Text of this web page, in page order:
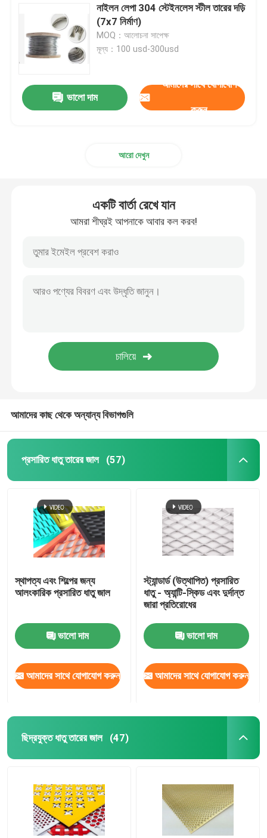
নাইলন লেপা 304 স্টেইনলেস স্টীল তারের দড়ি
(7x7 নির্মাণ)
MOQ：আলোচনা সাপেক্ষ
মূল্য：100 usd-300usd
ভালো দাম
আমাদের সাথে যোগাযোগ
করুন
আরো দেখুন
একটি বার্তা রেখে যান
আমরা শীঘ্রই আপনাকে আবার কল করব!
আমাদের কাছ থেকে অন্যান্য বিভাগগুলি
প্রসারিত ধাতু তারের জাল (57)
স্থাপত্য এবং শিল্পের জন্য
আলংকারিক প্রসারিত ধাতু জাল
ভালো দাম
আমাদের সাথে যোগাযোগ করুন
স্ট্যান্ডার্ড (উত্থাপিত) প্রসারিত
ধাতু - অ্যান্টি-স্কিড এবং দুর্দান্ত
জারা প্রতিরোধের
ভালো দাম
আমাদের সাথে যোগাযোগ করুন
ছিদ্রযুক্ত ধাতু তারের জাল (47)